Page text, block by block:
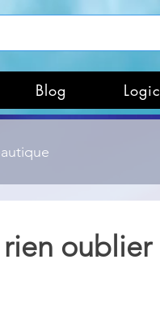
Blog
oublier